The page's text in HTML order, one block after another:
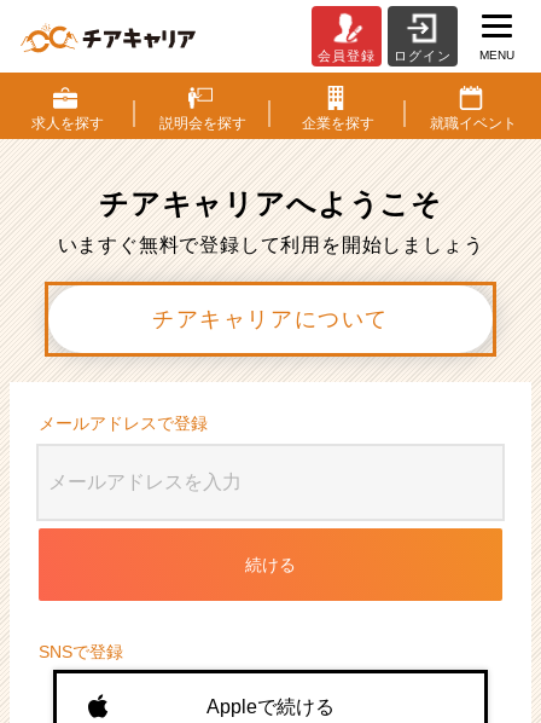
員
登
録
ベ
ン
チ
ャ
成
企
か
ら
ス
カ
ウ
届
活
サ
会員登録 ログイン MENU
求人を探す 説明会を探す 企業を探す 就職イベント
チアキャリアへようこそ
いますぐ無料で登録して利用を開始しましょう
チアキャリアについて
メールアドレスで登録
続ける
SNSで登録
Appleで続ける